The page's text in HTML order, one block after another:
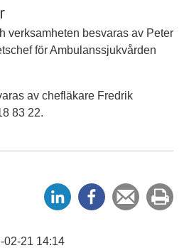
verksamheten besvaras av Peter
för Ambulanssjukvården
av chefläkare Fredrik
83 22.
e
e
Tipsa
en
ut
02-21 14:14